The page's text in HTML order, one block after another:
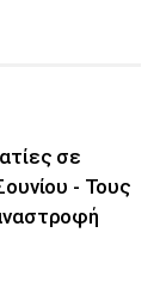
σε
- Τους